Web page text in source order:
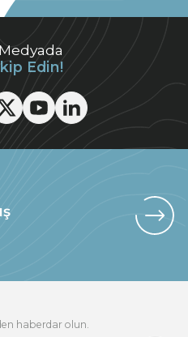
Edin!
haberdar olun.